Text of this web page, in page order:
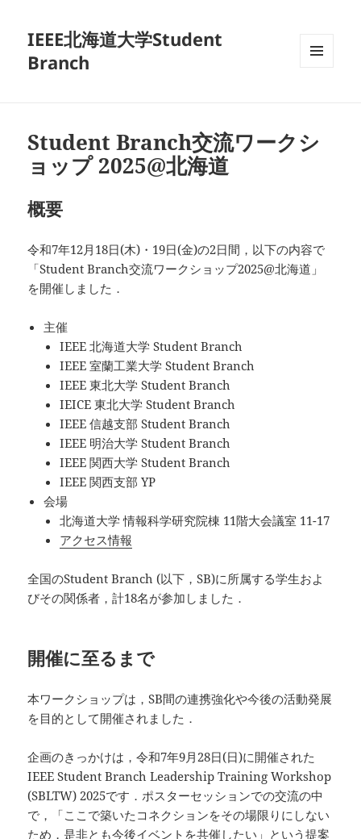
IEEE北海道大学Student
Branch
Student Branch交流ワークシ
ョップ 2025@北海道
概要
令和7年12月18日(木)・19日(金)の2日間，以下の内容で
「Student Branch交流ワークショップ2025@北海道」
を開催しました．
主催
IEEE 北海道大学 Student Branch
IEEE 室蘭工業大学 Student Branch
IEEE 東北大学 Student Branch
IEICE 東北大学 Student Branch
IEEE 信越支部 Student Branch
IEEE 明治大学 Student Branch
IEEE 関西大学 Student Branch
IEEE 関西支部 YP
会場
北海道大学 情報科学研究院棟 11階大会議室 11-17
アクセス情報
全国のStudent Branch (以下，SB)に所属する学生およ
びその関係者，計18名が参加しました．
開催に至るまで
本ワークショップは，SB間の連携強化や今後の活動発展
を目的として開催されました．
企画のきっかけは，令和7年9月28日(日)に開催された
IEEE Student Branch Leadership Training Workshop
(SBLTW) 2025です．ポスターセッションでの交流の中
で，「ここで築いたコネクションをその場限りにしない
ため，是非とも今後イベントを共催したい」という提案